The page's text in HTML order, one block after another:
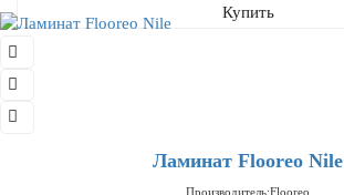
Купить
Ламинат Flooreo Nile
Производитель:Flooreo